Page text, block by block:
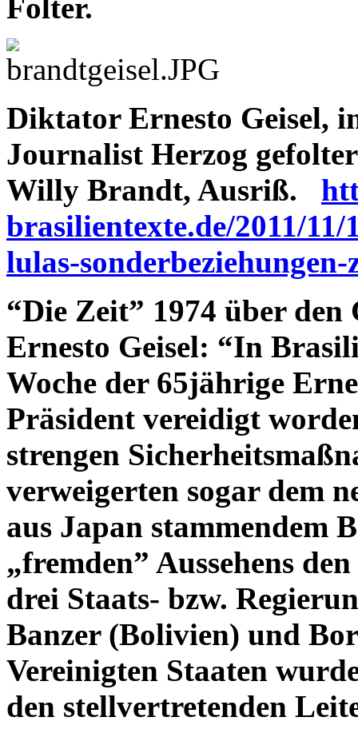
Folter.
Diktator Ernesto Geisel,
Journalist Herzog
Willy Brandt, Ausriß.
brasilientexte.de/2011/
lulas-
“Die Zeit” 1974 über
Ernesto Geisel: “In
Woche der 65jährige
Präsident vereidigt
strengen
verweigerten sogar dem
aus Japan stammendem
„fremden” Aussehens
drei Staats- bzw.
Banzer (Bolivien) und
Vereinigten Staaten
den stellvertretenden